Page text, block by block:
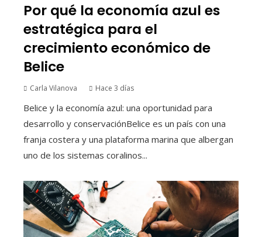
Por qué la economía azul es
estratégica para el
crecimiento económico de
Belice
Carla Vilanova Hace 3 días
Belice y la economía azul: una oportunidad para
desarrollo y conservaciónBelice es un país con una
franja costera y una plataforma marina que albergan
uno de los sistemas coralinos...